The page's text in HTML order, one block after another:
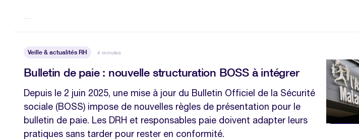
…
Veille & actualités RH 4 minutes
Bulletin de paie : nouvelle structuration BOSS à intégrer
Depuis le 2 juin 2025, une mise à jour du Bulletin Officiel de la Sécurité
sociale (BOSS) impose de nouvelles règles de présentation pour le
bulletin de paie. Les DRH et responsables paie doivent adapter leurs
pratiques sans tarder pour rester en conformité.